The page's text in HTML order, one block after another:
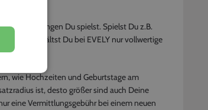
Musikrichtungen Du spielst. Spielst Du z.B.
So erhältst Du bei EVELY nur vollwertige
wie Hochzeiten und Geburtstage am
ist, desto größer sind auch Deine
eine Vermittlungsgebühr bei einem neuen